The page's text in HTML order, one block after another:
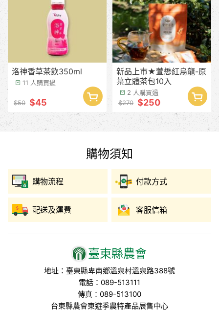
洛神香草茶飲350ml
11 人購買過
$50 $45
新品上市★萱懋紅烏龍-原
葉立體茶包10入
2 人購買過
$270 $250
臺東縣農會
地址：臺東縣卑南鄉溫泉村溫泉路388號
電話：089-513111
傳真：089-513100
台東縣農會東遊季農特產品展售中心
購物須知
購物流程 付款方式
配送及運費 客服信箱